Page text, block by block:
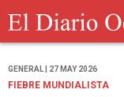
GENERAL | 27 MAY 2026
FIEBRE MUNDIALISTA